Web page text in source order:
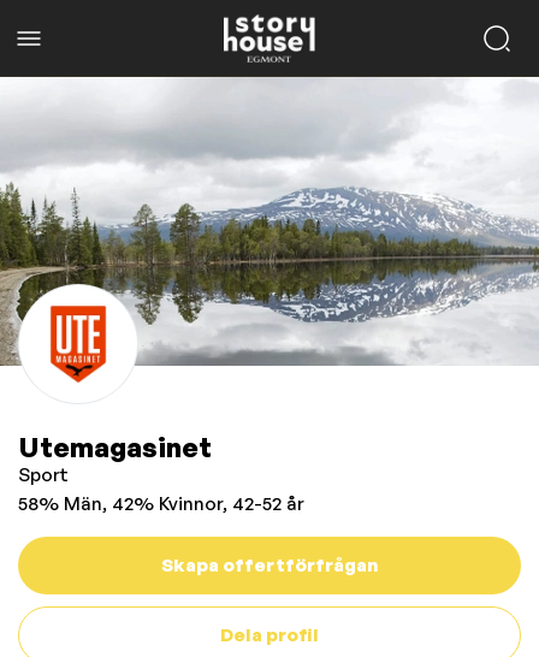
Utemagasinet
Sport
58% Män, 42% Kvinnor, 42-52 år
Skapa offertförfrågan
Dela profil